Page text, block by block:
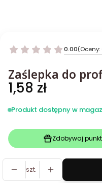
0.00(Oceny:
Zaślepka do
Cena
1,58 zł
Produkt dostępny w
Zdobywaj
szt.